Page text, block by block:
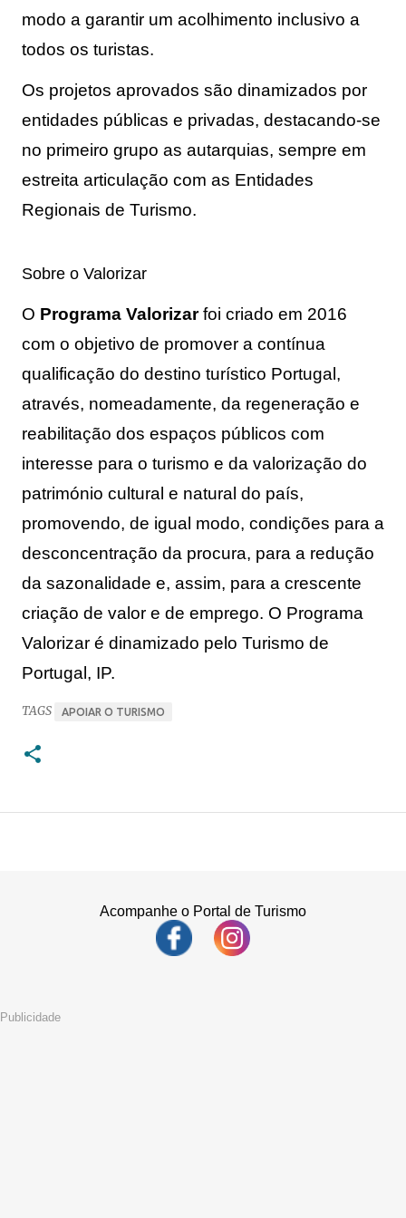
modo a garantir um acolhimento inclusivo a
todos os turistas.
Os projetos aprovados são dinamizados por
entidades públicas e privadas, destacando-se
no primeiro grupo as autarquias, sempre em
estreita articulação com as Entidades
Regionais de Turismo.
Sobre o Valorizar
O Programa Valorizar foi criado em 2016
com o objetivo de promover a contínua
qualificação do destino turístico Portugal,
através, nomeadamente, da regeneração e
reabilitação dos espaços públicos com
interesse para o turismo e da valorização do
património cultural e natural do país,
promovendo, de igual modo, condições para a
desconcentração da procura, para a redução
da sazonalidade e, assim, para a crescente
criação de valor e de emprego. O Programa
Valorizar é dinamizado pelo Turismo de
Portugal, IP.
TAGS APOIAR O TURISMO
Acompanhe o Portal de Turismo
Publicidade